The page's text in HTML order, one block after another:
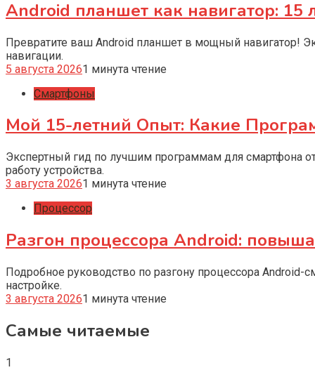
Android планшет как навигатор: 15
Превратите ваш Android планшет в мощный навигатор!
навигации.
5 августа 20261 минута чтение
Смартфоны
Мой 15-летний Опыт: Какие
Экспертный гид по лучшим программам для смартфона
работу устройства.
3 августа 20261 минута чтение
Процессор
Разгон процессора Android:
Подробное руководство по разгону процессора Android-
настройке.
3 августа 20261 минута чтение
Самые читаемые
1